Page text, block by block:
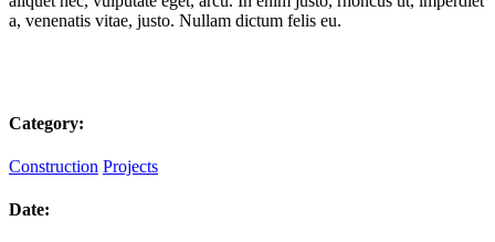
a, venenatis vitae, justo. Nullam dictum felis eu.
Category:
Construction Projects
Date: